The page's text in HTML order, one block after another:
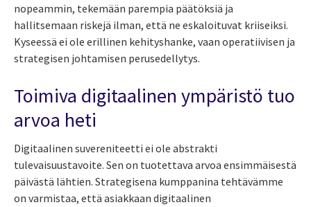
nopeammin, tekemään parempia päätöksiä ja
hallitsemaan riskejä ilman, että ne eskaloituvat kriiseiksi.
Kyseessä ei ole erillinen kehityshanke, vaan operatiivisen ja
strategisen johtamisen perusedellytys.
Toimiva digitaalinen ympäristö tuo
arvoa heti
Digitaalinen suvereniteetti ei ole abstrakti
tulevaisuustavoite. Sen on tuotettava arvoa ensimmäisestä
päivästä lähtien. Strategisena kumppanina tehtävämme
on varmistaa, että asiakkaan digitaalinen